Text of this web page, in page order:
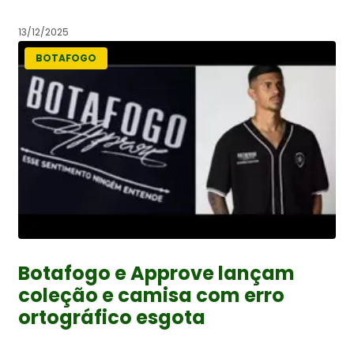
13/12/2025
BOTAFOGO
Botafogo e Approve lançam
coleção e camisa com erro
ortográfico esgota